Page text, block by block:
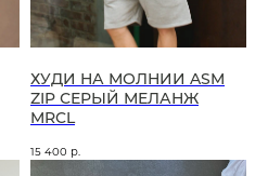
ХУДИ НА МОЛНИИ ASM
ZIP СЕРЫЙ МЕЛАНЖ
MRCL
15 400 р.